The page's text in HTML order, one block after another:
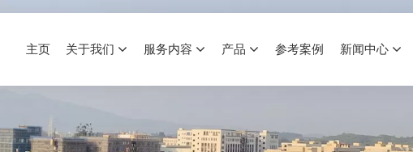
主页 关于我们 服务内容 产品 参考案例 新闻中心